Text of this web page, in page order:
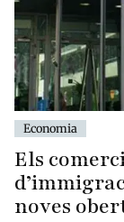
Economia
Els
noves